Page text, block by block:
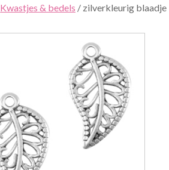
Kwastjes & bedels / zilverkleurig blaadje